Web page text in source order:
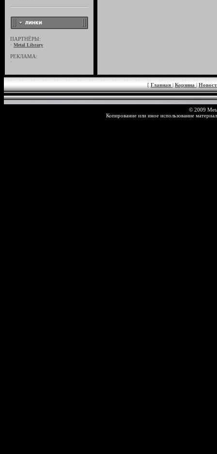
ПАРТНЁРЫ:
· Metal Library
РЕКЛАМА:
·
[ Главная | Корзина |
© 2009
Копирование или иное использование